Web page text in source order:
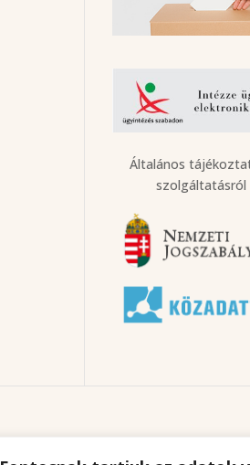
Általános
szolgáltatásról